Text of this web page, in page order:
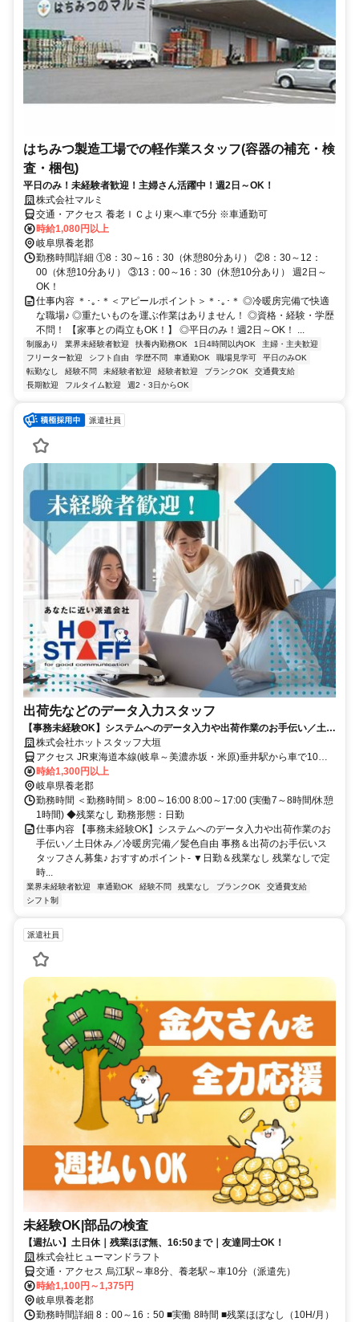
はちみつ製造工場での軽作業スタッフ(容器の補充・検
査・梱包)
平日のみ！未経験者歓迎！主婦さん活躍中！週2日～OK！
株式会社マルミ
交通・アクセス 養老ＩＣより東へ車で5分 ※車通勤可
時給1,080円以上
岐阜県養老郡
勤務時間詳細 ①8：30～16：30（休憩80分あり） ②8：30～12：
00（休憩10分あり） ③13：00～16：30（休憩10分あり） 週2日～
OK！
仕事内容 ＊･｡･＊＜アピールポイント＞＊･｡･＊ ◎冷暖房完備で快適
な職場♪ ◎重たいものを運ぶ作業はありません！ ◎資格・経験・学歴
不問！ 【家事との両立もOK！】 ◎平日のみ！週2日～OK！ ...
制服あり 業界未経験者歓迎 扶養内勤務OK 1日4時間以内OK
主婦・主夫歓迎
フリーター歓迎
シフト自由 学歴不問 車通勤OK 職場見学可
平日のみOK
転勤なし
経験不問 未経験者歓迎 経験者歓迎 ブランクOK
交通費支給
長期歓迎
フルタイム歓迎 週2・3日からOK
派遣社員
出荷先などのデータ入力スタッフ
【事務未経験OK】システムへのデータ入力や出荷作業のお手伝い／土日
休み／冷暖房完備／髪色自由
株式会社ホットスタッフ大垣
アクセス JR東海道本線(岐阜～美濃赤坂・米原)垂井駅から車で10分
友江駅(養老鉄道養老線)～車で9分 美濃青柳駅(養老鉄道養老線)～車で
11分 (ザ・ビッグ養老店さん近く) ◆車・バイク・自転車・徒歩通勤
OK ◆無料駐車場・駐輪場あり
時給1,300円以上
岐阜県養老郡
勤務時間 ＜勤務時間＞ 8:00～16:00 8:00～17:00 (実働7～8時間/休憩
1時間) ◆残業なし 勤務形態：日勤
仕事内容 【事務未経験OK】システムへのデータ入力や出荷作業のお
手伝い／土日休み／冷暖房完備／髪色自由 事務＆出荷のお手伝いス
タッフさん募集♪ おすすめポイント- ▼日勤＆残業なし 残業なしで定
時...
業界未経験者歓迎 車通勤OK 経験不問 残業なし ブランクOK
交通費支給
シフト制
派遣社員
未経験OK|部品の検査
【週払い】土日休｜残業ほぼ無、16:50まで｜友達同士OK！
株式会社ヒューマンドラフト
交通・アクセス 烏江駅～車8分、養老駅～車10分（派遣先）
時給1,100円～1,375円
岐阜県養老郡
勤務時間詳細 8：00～16：50 ■実働 8時間 ■残業ほぼなし（10H/月）